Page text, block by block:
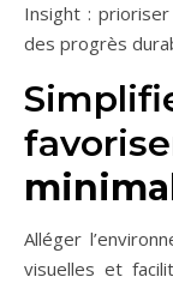
Insight :
des progrès
Alléger
visuelles et